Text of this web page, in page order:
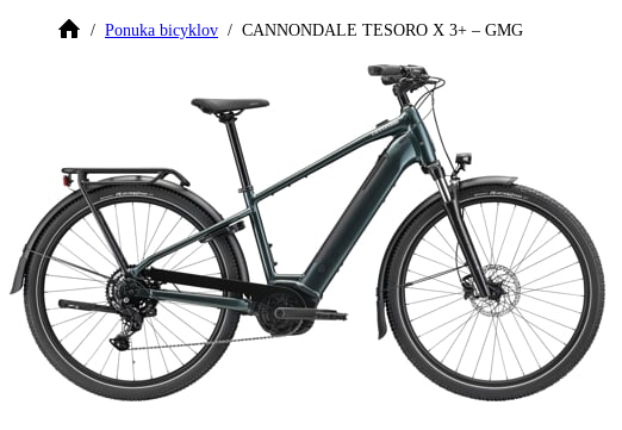
Ponuka bicyklov CANNONDALE TESORO X 3+ – GMG